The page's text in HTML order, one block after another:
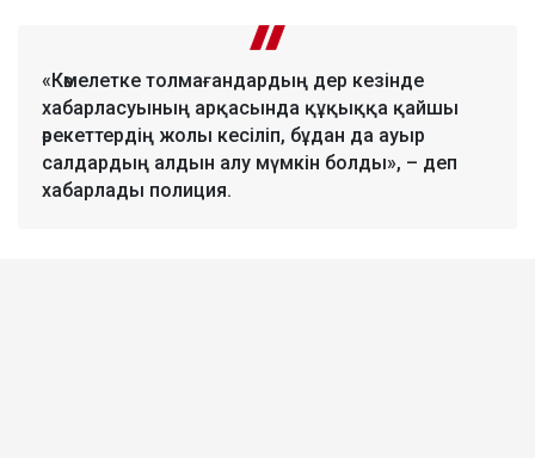
«Кәмелетке толмағандардың дер кезінде
хабарласуының арқасында құқыққа қайшы
әрекеттердің жолы кесіліп, бұдан да ауыр
салдардың алдын алу мүмкін болды», – деп
хабарлады полиция.